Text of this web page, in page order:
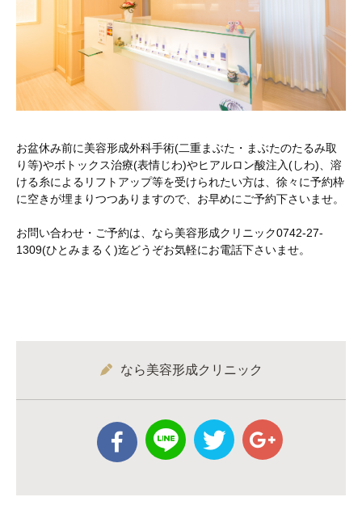
お盆休み前に美容形成外科手術(二重まぶた・まぶたのたるみ取
り等)やボトックス治療(表情じわ)やヒアルロン酸注入(しわ)、溶
ける糸によるリフトアップ等を受けられたい方は、徐々に予約枠
に空きが埋まりつつありますので、お早めにご予約下さいませ。
お問い合わせ・ご予約は、なら美容形成クリニック0742-27-
1309(ひとみまるく)迄どうぞお気軽にお電話下さいませ。
なら美容形成クリニック